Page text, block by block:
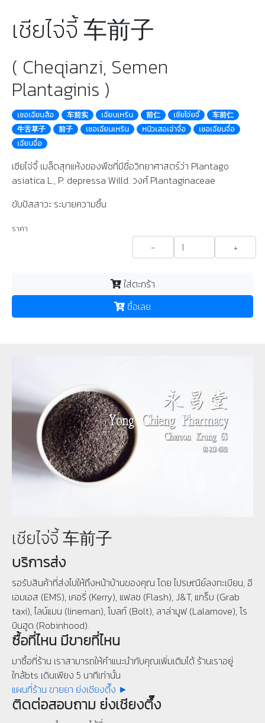
เชียไจ่จี้ 车前子
( Cheqianzi, Semen
Plantaginis )
เชอเฉียนสือ 车前实 เฉียนเหริน 前仁 เชียโจ่ยจี้
车前仁
牛舌草子
前子 เชอเฉียนเหริน หนิวเสอเฉ่าจื่อ
เชอเฉียนจื่อ
เฉียนจื่อ
เชียไจ่จี้ เมล็ดสุกแห้งของพืชที่มีชื่อวิทยาศาสตร์ว่า Plantago
asiatica L., P. depressa Willd. วงศ์ Plantaginaceae
ขับปัสสาวะ ระบายความชื้น
ราคา
- +
ใส่ตะกร้า
ซื้อเลย
เชียไจ่จี้ 车前子
บริการส่ง
รอรับสินค้าที่ส่งไปให้ถึงหน้าบ้านของคุณ โดย ไปรษณีย์ลงทะเบียน, อี
เอมเอส (EMS), เคอรี่ (Kerry), แฟลช (Flash), J&T, แกร็บ (Grab
taxi), ไลน์แมน (lineman), โบลท์ (Bolt), ลาล่ามูฟ (Lalamove), โร
บินฮูด (Robinhood).
ซื้อที่ไหน มีขายที่ไหน
มาซื้อที่ร้าน เราสามารถให้คำแนะนำกับคุณเพิ่มเติมได้ ร้านเราอยู่
ใกล้bts เดินเพียง 5 นาทีเท่านั้น
แผนที่ร้าน ขายยา ย่งเชียงตึ๊ง ►
ติดต่อสอบถาม ย่งเชียงตึ๊ง